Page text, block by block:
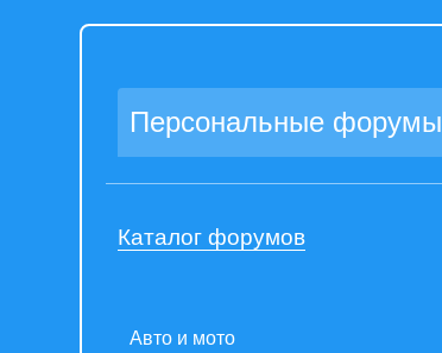
Персональные форумы
Каталог форумов
Авто и мото